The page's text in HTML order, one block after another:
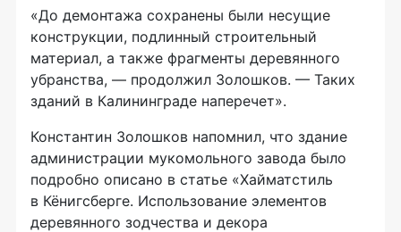
«До демонтажа сохранены были несущие
конструкции, подлинный строительный
материал, а также фрагменты деревянного
убранства, — продолжил Золошков. — Таких
зданий в Калининграде наперечет».
Константин Золошков напомнил, что здание
администрации мукомольного завода было
подробно описано в статье «Хайматстиль
в Кёнигсберге. Использование элементов
деревянного зодчества и декора